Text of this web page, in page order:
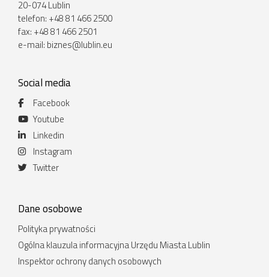
20-074 Lublin
telefon: +48 81 466 2500
fax: +48 81 466 2501
e-mail: biznes@lublin.eu
Social media
Facebook
Youtube
Linkedin
Instagram
Twitter
Dane osobowe
Polityka prywatności
Ogólna klauzula informacyjna Urzędu Miasta Lublin
Inspektor ochrony danych osobowych